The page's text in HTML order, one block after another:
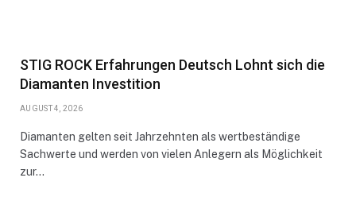
STIG ROCK Erfahrungen Deutsch Lohnt sich die
Diamanten Investition
AUGUST 4, 2026
Diamanten gelten seit Jahrzehnten als wertbeständige
Sachwerte und werden von vielen Anlegern als Möglichkeit
zur…